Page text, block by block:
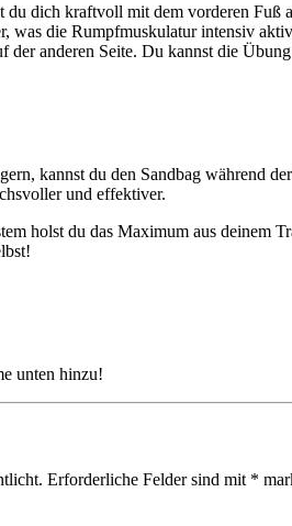
dich kraftvoll mit dem vorderen Fuß
was die Rumpfmuskulatur intensiv
der anderen Seite. Du kannst die
kannst du den Sandbag während
und effektiver.
holst du das Maximum aus deinem
unten hinzu!
Erforderliche Felder sind mit *